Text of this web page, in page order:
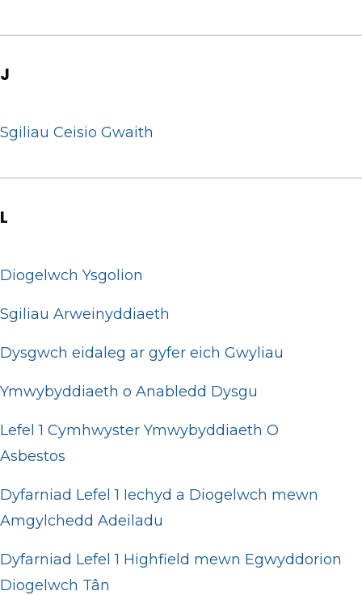
J
Sgiliau Ceisio Gwaith
L
Diogelwch Ysgolion
Sgiliau Arweinyddiaeth
Dysgwch eidaleg ar gyfer eich Gwyliau
Ymwybyddiaeth o Anabledd Dysgu
Lefel 1 Cymhwyster Ymwybyddiaeth O
Asbestos
Dyfarniad Lefel 1 Iechyd a Diogelwch mewn
Amgylchedd Adeiladu
Dyfarniad Lefel 1 Highfield mewn Egwyddorion
Diogelwch Tân